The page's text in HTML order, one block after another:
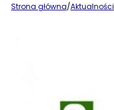
Strona główna/Aktualności